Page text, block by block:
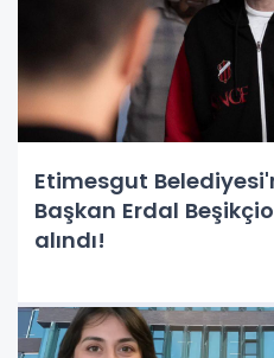
Etimesgut
Başkan Erdal
alındı!